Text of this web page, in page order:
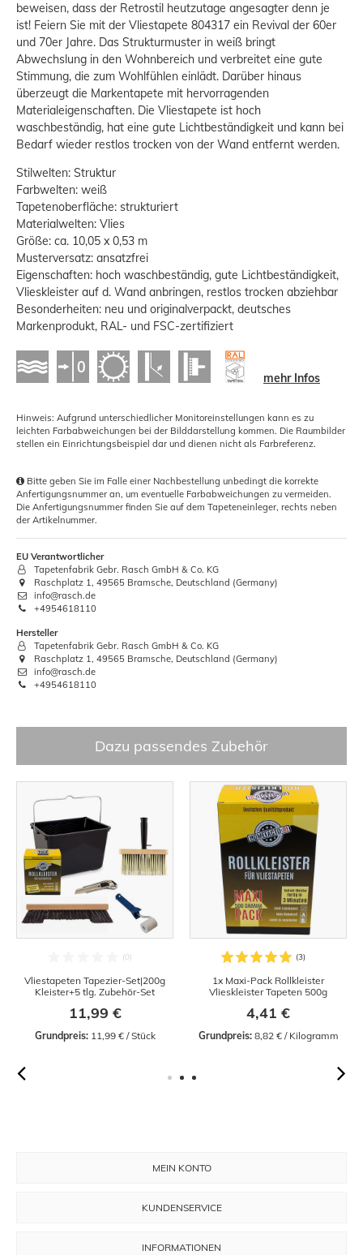
beweisen, dass der Retrostil heutzutage angesagter denn je
ist! Feiern Sie mit der Vliestapete 804317 ein Revival der 60er
und 70er Jahre. Das Strukturmuster in weiß bringt
Abwechslung in den Wohnbereich und verbreitet eine gute
Stimmung, die zum Wohlfühlen einlädt. Darüber hinaus
überzeugt die Markentapete mit hervorragenden
Materialeigenschaften. Die Vliestapete ist hoch
waschbeständig, hat eine gute Lichtbeständigkeit und kann bei
Bedarf wieder restlos trocken von der Wand entfernt werden.
Stilwelten: Struktur
Farbwelten: weiß
Tapetenoberfläche: strukturiert
Materialwelten: Vlies
Größe: ca. 10,05 x 0,53 m
Musterversatz: ansatzfrei
Eigenschaften: hoch waschbeständig, gute Lichtbeständigkeit,
Vlieskleister auf d. Wand anbringen, restlos trocken abziehbar
Besonderheiten: neu und originalverpackt, deutsches
Markenprodukt, RAL- und FSC-zertifiziert
mehr Infos
Hinweis: Aufgrund unterschiedlicher Monitoreinstellungen kann es zu
leichten Farbabweichungen bei der Bilddarstellung kommen. Die Raumbilder
stellen ein Einrichtungsbeispiel dar und dienen nicht als Farbreferenz.
Bitte geben Sie im Falle einer Nachbestellung unbedingt die korrekte
Anfertigungsnummer an, um eventuelle Farbabweichungen zu vermeiden.
Die Anfertigungsnummer finden Sie auf dem Tapeteneinleger, rechts neben
der Artikelnummer.
EU Verantwortlicher
Tapetenfabrik Gebr. Rasch GmbH & Co. KG
Raschplatz 1, 49565 Bramsche, Deutschland (Germany)
info@rasch.de
+4954618110
Hersteller
Tapetenfabrik Gebr. Rasch GmbH & Co. KG
Raschplatz 1, 49565 Bramsche, Deutschland (Germany)
info@rasch.de
+4954618110
Dazu passendes Zubehör
Vliestapeten Tapezier-Set|200g
Kleister+5 tlg. Zubehör-Set
11,99 €
Grundpreis: 11,99 € / Stück
1x Maxi-Pack Rollkleister
Vlieskleister Tapeten 500g
4,41 €
Grundpreis: 8,82 € / Kilogramm
MEIN KONTO
KUNDENSERVICE
INFORMATIONEN